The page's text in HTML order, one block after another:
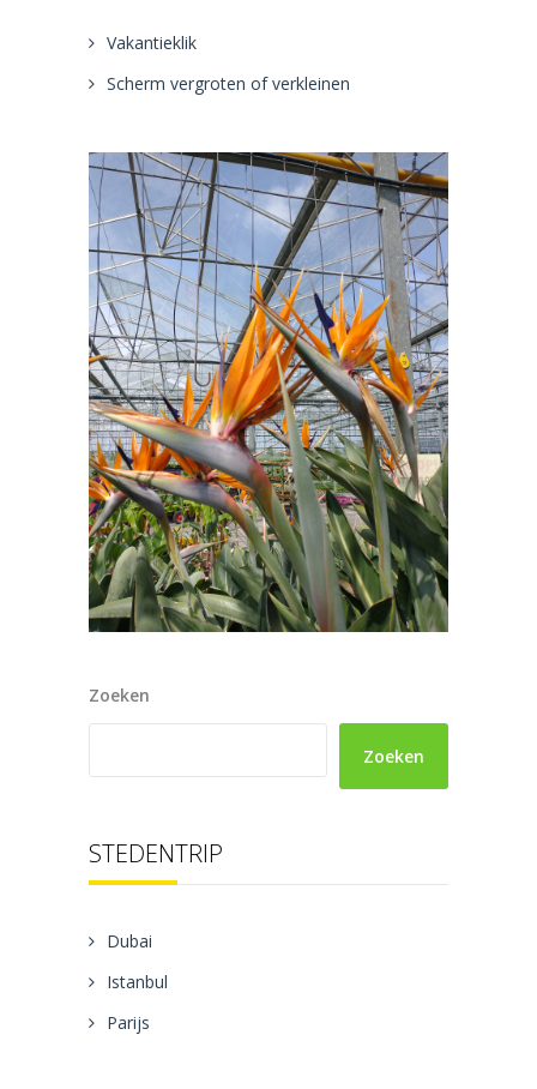
Vakantieklik
Scherm vergroten of verkleinen
Zoeken
Zoeken
STEDENTRIP
Dubai
Istanbul
Parijs